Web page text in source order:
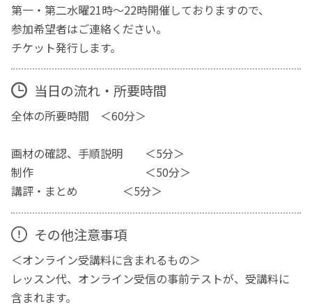
第一・第二水曜21時〜22時開催しておりますので、
参加希望者はご連絡ください。
チケット発行します。
当日の流れ・所要時間
全体の所要時間 ＜60分＞
画材の確認、手順説明 ＜5分＞
制作 ＜50分＞
講評・まとめ ＜5分＞
その他注意事項
＜オンライン受講料に含まれるもの＞
レッスン代、オンライン受信の事前テストが、受講料に
含まれます。